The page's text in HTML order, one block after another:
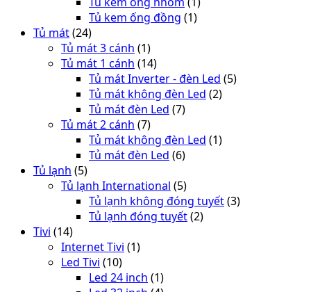
Tủ kem ống đồng (1)
Tủ mát(24)
Tủ mát 3 cánh (1)
Tủ mát 1 cánh (14)
Tủ mát Inverter - đèn Led (5)
Tủ mát không đèn Led (2)
Tủ mát đèn Led (7)
Tủ mát 2 cánh (7)
Tủ mát không đèn Led (1)
Tủ mát đèn Led (6)
Tủ lạnh (5)
Tủ lạnh International (5)
Tủ lạnh không đóng tuyết(3)
Tủ lạnh đóng tuyết(2)
Tivi (14)
Internet Tivi (1)
Led Tivi (10)
Led 24 inch (1)